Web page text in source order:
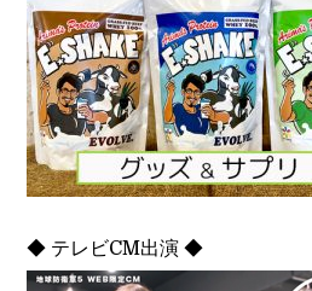
◆ テレビCM出演 ◆